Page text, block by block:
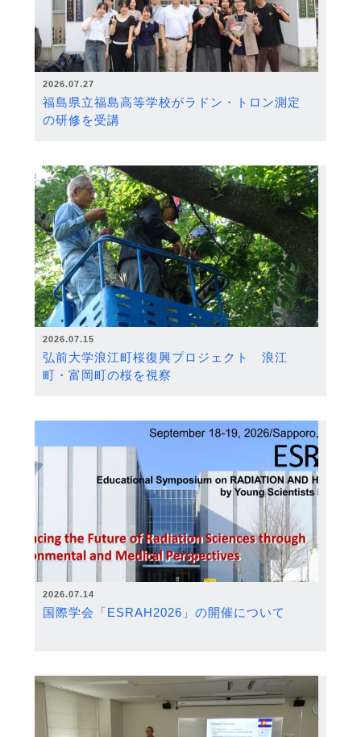
2026.07.27
福島県立福島高等学校がラドン・トロン測定
の研修を受講
2026.07.15
弘前大学浪江町桜復興プロジェクト 浪江
町・富岡町の桜を視察
2026.07.14
国際学会「ESRAH2026」の開催について